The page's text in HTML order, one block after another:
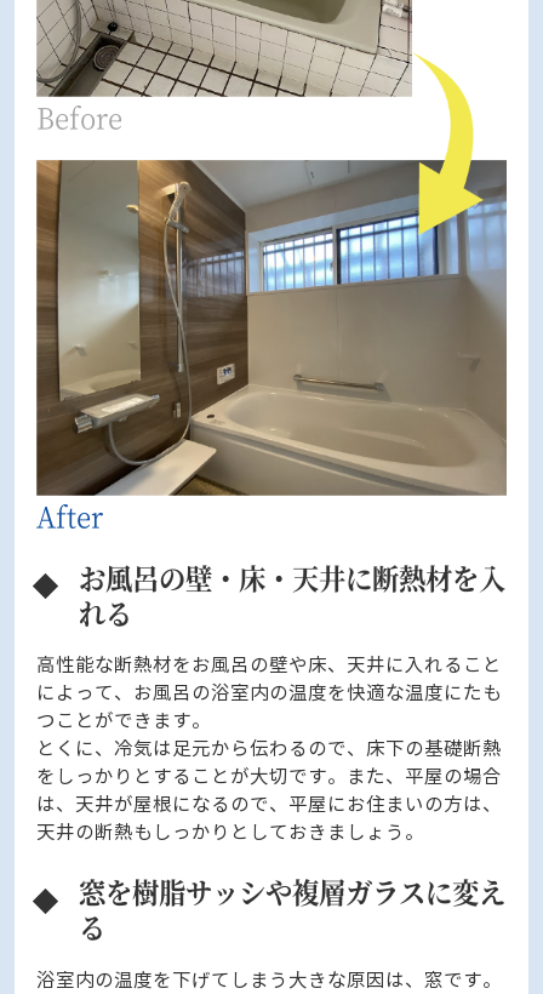
お風呂の壁・床・天井に断熱材を入
れる
高性能な断熱材をお風呂の壁や床、天井に入れること
によって、お風呂の浴室内の温度を快適な温度にたも
つことができます。
とくに、冷気は足元から伝わるので、床下の基礎断熱
をしっかりとすることが大切です。また、平屋の場合
は、天井が屋根になるので、平屋にお住まいの方は、
天井の断熱もしっかりとしておきましょう。
窓を樹脂サッシや複層ガラスに変え
る
浴室内の温度を下げてしまう大きな原因は、窓です。